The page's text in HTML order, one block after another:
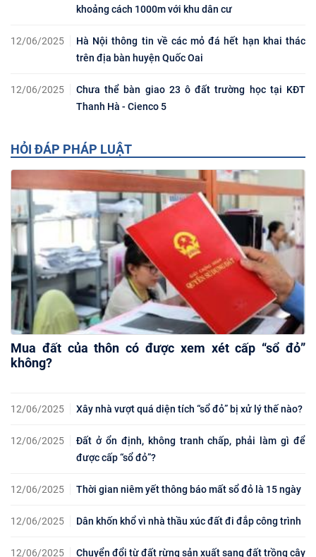
khoảng cách 1000m với khu dân cư
12/06/2025
Hà Nội thông tin về các mỏ đá hết hạn khai thác
trên địa bàn huyện Quốc Oai
12/06/2025
Chưa thể bàn giao 23 ô đất trường học tại KĐT
Thanh Hà - Cienco 5
HỎI ĐÁP PHÁP LUẬT
Mua đất của thôn có được xem xét cấp “sổ đỏ”
không?
12/06/2025 Xây nhà vượt quá diện tích “sổ đỏ” bị xử lý thế nào?
12/06/2025
Đất ở ổn định, không tranh chấp, phải làm gì để
được cấp “sổ đỏ”?
12/06/2025 Thời gian niêm yết thông báo mất sổ đỏ là 15 ngày
12/06/2025 Dân khốn khổ vì nhà thầu xúc đất đi đắp công trình
12/06/2025 Chuyển đổi từ đất rừng sản xuất sang đất trồng cây